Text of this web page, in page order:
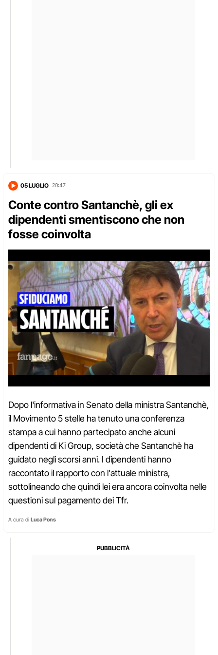
05 LUGLIO 20:47
Conte contro Santanchè, gli ex
dipendenti smentiscono che non
fosse coinvolta
Dopo l'informativa in Senato della ministra Santanchè,
il Movimento 5 stelle ha tenuto una conferenza
stampa a cui hanno partecipato anche alcuni
dipendenti di Ki Group, società che Santanchè ha
guidato negli scorsi anni. I dipendenti hanno
raccontato il rapporto con l'attuale ministra,
sottolineando che quindi lei era ancora coinvolta nelle
questioni sul pagamento dei Tfr.
A cura di Luca Pons